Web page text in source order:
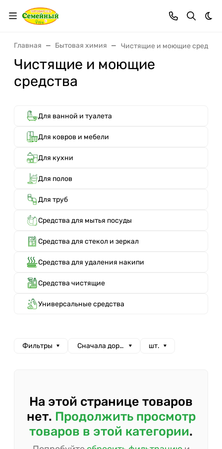
Главная Бытовая химия Чистящие и моющие
Чистящие и моющие
средства
Для ванной и туалета
Для ковров и мебели
Для кухни
Для полов
Для труб
Средства для мытья посуды
Средства для стекол и зеркал
Средства для удаления накипи
Средства чистящие
Универсальные средства
Фильтры Сначала дорогие шт.
На этой странице товаров
нет. Продолжить просмотр
товаров в этой категории.